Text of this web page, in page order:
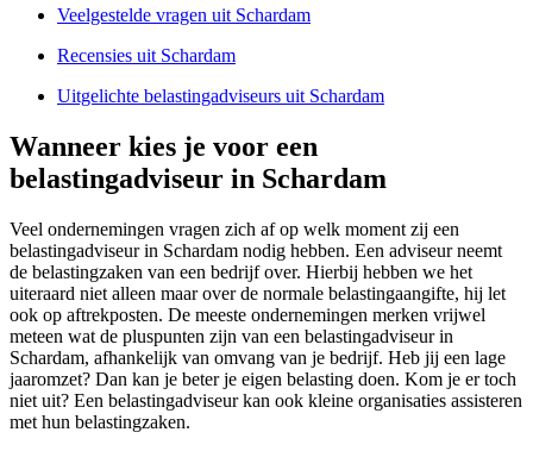
Veelgestelde vragen uit Schardam
Recensies uit Schardam
Uitgelichte belastingadviseurs uit Schardam
Wanneer kies je voor een
belastingadviseur in Schardam
Veel ondernemingen vragen zich af op welk moment zij een
belastingadviseur in Schardam nodig hebben. Een adviseur neemt
de belastingzaken van een bedrijf over. Hierbij hebben we het
uiteraard niet alleen maar over de normale belastingaangifte, hij let
ook op aftrekposten. De meeste ondernemingen merken vrijwel
meteen wat de pluspunten zijn van een belastingadviseur in
Schardam, afhankelijk van omvang van je bedrijf. Heb jij een lage
jaaromzet? Dan kan je beter je eigen belasting doen. Kom je er toch
niet uit? Een belastingadviseur kan ook kleine organisaties assisteren
met hun belastingzaken.